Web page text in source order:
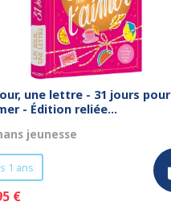
une lettre - 31 jours pour
- Édition reliée...
jeunesse
1 ans
€